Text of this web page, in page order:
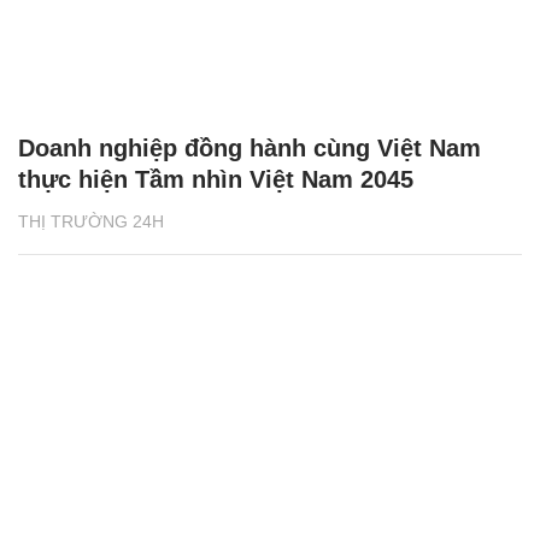
THỊ TRƯỜNG 24H
Doanh nghiệp đồng hành cùng Việt Nam
thực hiện Tầm nhìn Việt Nam 2045